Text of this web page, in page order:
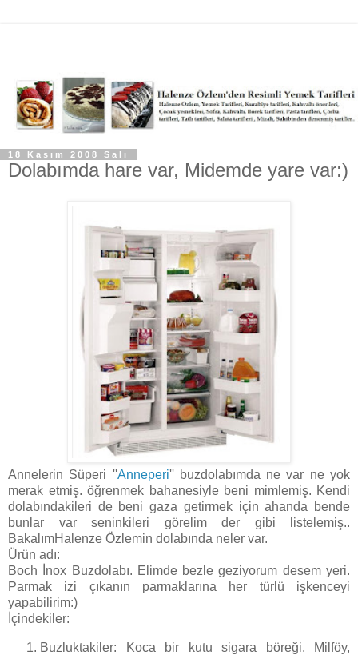
18 Kasım 2008 Salı
Dolabımda hare var, Midemde yare var:)
Annelerin Süperi ''Anneperi'' buzdolabımda ne var ne yok
merak etmiş. öğrenmek bahanesiyle beni mimlemiş. Kendi
dolabındakileri de beni gaza getirmek için ahanda bende
bunlar var seninkileri görelim der gibi listelemiş..
BakalımHalenze Özlemin dolabında neler var.
Ürün adı:
Boch İnox Buzdolabı. Elimde bezle geziyorum desem yeri.
Parmak izi çıkanın parmaklarına her türlü işkenceyi
yapabilirim:)
İçindekiler:
Buzluktakiler: Koca bir kutu sigara böreği. Milföy,